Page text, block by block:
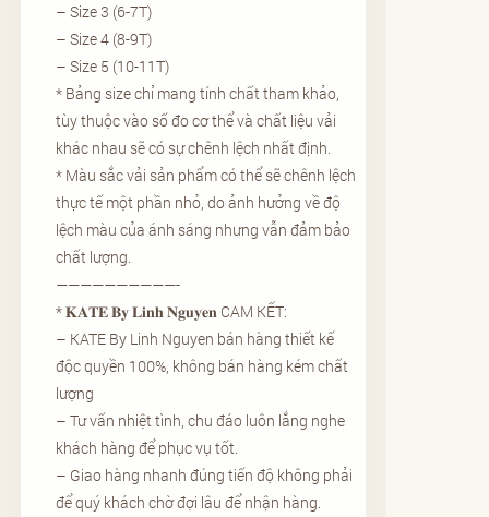
– Size 3 (6-7T)
– Size 4 (8-9T)
– Size 5 (10-11T)
* Bảng size chỉ mang tính chất tham khảo,
tùy thuộc vào số đo cơ thể và chất liệu vải
khác nhau sẽ có sự chênh lệch nhất định.
* Màu sắc vải sản phẩm có thể sẽ chênh lệch
thực tế một phần nhỏ, do ảnh hưởng về độ
lệch màu của ánh sáng nhưng vẫn đảm bảo
chất lượng.
——————————-
* 𝐊𝐀𝐓𝐄 𝐁𝐲 𝐋𝐢𝐧𝐡 𝐍𝐠𝐮𝐲𝐞𝐧 CAM KẾT:
– KATE By Linh Nguyen bán hàng thiết kế
độc quyền 100%, không bán hàng kém chất
lượng
– Tư vấn nhiệt tình, chu đáo luôn lắng nghe
khách hàng để phục vụ tốt.
– Giao hàng nhanh đúng tiến độ không phải
để quý khách chờ đợi lâu để nhận hàng.